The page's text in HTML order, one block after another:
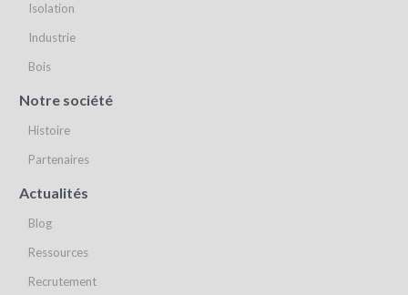
Isolation
Industrie
Bois
Notre société
Histoire
Partenaires
Actualités
Blog
Ressources
Recrutement